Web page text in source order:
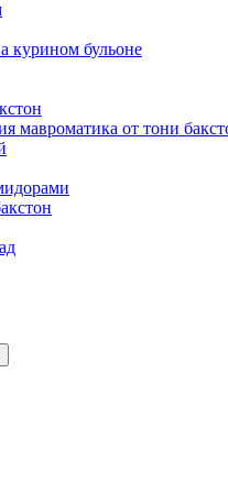
курином бульоне
мавроматика от тони